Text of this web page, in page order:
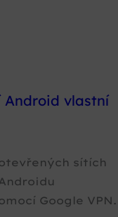
Android vlastní
sítích
Google VPN.